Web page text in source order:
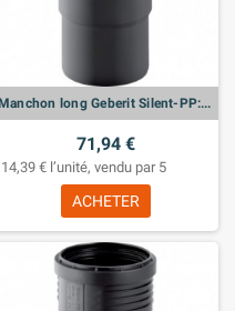
Manchon long Geberit Silent-PP: d:110mm
71,94 €
14,39 € l’unité, vendu par 5
ACHETER